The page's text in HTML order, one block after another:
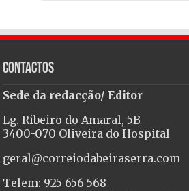
Contactos
Sede da redacção/ Editor
Lg. Ribeiro do Amaral, 5B
3400-070 Oliveira do Hospital
geral@correiodabeiraserra.com
Telem: 925 656 568